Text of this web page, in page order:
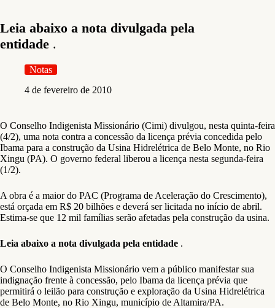
Leia abaixo a nota divulgada pela
entidade .
Notas
4 de fevereiro de 2010
O Conselho Indigenista Missionário (Cimi) divulgou, nesta quinta-feira
(4/2), uma nota contra a concessão da licença prévia concedida pelo
Ibama para a construção da Usina Hidrelétrica de Belo Monte, no Rio
Xingu (PA). O governo federal liberou a licença nesta segunda-feira
(1/2).
A obra é a maior do PAC (Programa de Aceleração do Crescimento),
está orçada em R$ 20 bilhões e deverá ser licitada no início de abril.
Estima-se que 12 mil famílias serão afetadas pela construção da usina.
Leia abaixo a nota divulgada pela entidade .
O Conselho Indigenista Missionário vem a público manifestar sua
indignação frente à concessão, pelo Ibama da licença prévia que
permitirá o leilão para construção e exploração da Usina Hidrelétrica
de Belo Monte, no Rio Xingu, município de Altamira/PA.